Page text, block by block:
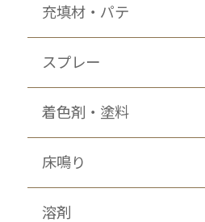
充填材・パテ
スプレー
着色剤・塗料
床鳴り
溶剤